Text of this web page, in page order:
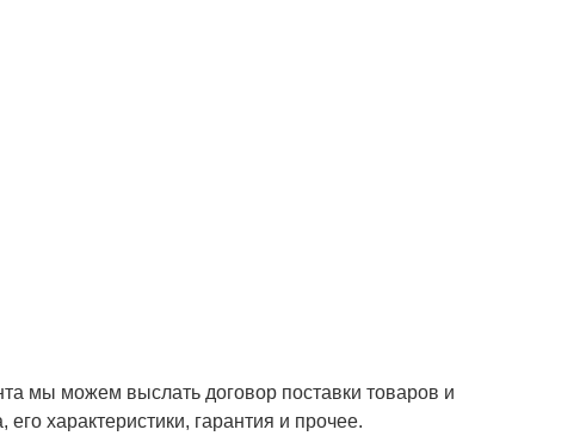
мы можем выслать договор поставки товаров и
характеристики, гарантия и прочее.